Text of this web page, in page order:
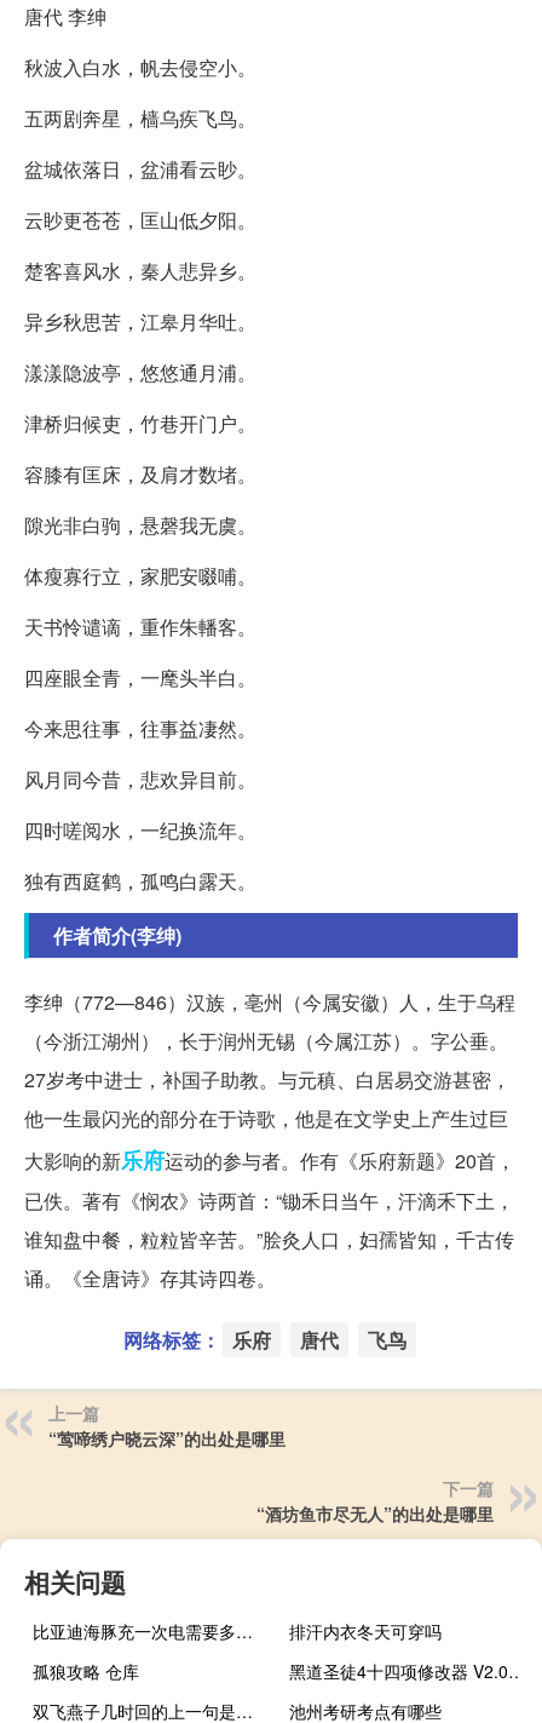
唐代 李绅
秋波入白水，帆去侵空小。
五两剧奔星，樯乌疾飞鸟。
盆城依落日，盆浦看云眇。
云眇更苍苍，匡山低夕阳。
楚客喜风水，秦人悲异乡。
异乡秋思苦，江皋月华吐。
漾漾隐波亭，悠悠通月浦。
津桥归候吏，竹巷开门户。
容膝有匡床，及肩才数堵。
隙光非白驹，悬磬我无虞。
体瘦寡行立，家肥安啜哺。
天书怜谴谪，重作朱轓客。
四座眼全青，一麾头半白。
今来思往事，往事益凄然。
风月同今昔，悲欢异目前。
四时嗟阅水，一纪换流年。
独有西庭鹤，孤鸣白露天。
作者简介(李绅)
李绅（772—846）汉族，亳州（今属安徽）人，生于乌程
（今浙江湖州），长于润州无锡（今属江苏）。字公垂。
27岁考中进士，补国子助教。与元稹、白居易交游甚密，
他一生最闪光的部分在于诗歌，他是在文学史上产生过巨
大影响的新乐府运动的参与者。作有《乐府新题》20首，
已佚。著有《悯农》诗两首：“锄禾日当午，汗滴禾下土，
谁知盘中餐，粒粒皆辛苦。”脍灸人口，妇孺皆知，千古传
诵。《全唐诗》存其诗四卷。
网络标签： 乐府 唐代 飞鸟
上一篇
“莺啼绣户晓云深”的出处是哪里
下一篇
“酒坊鱼市尽无人”的出处是哪里
相关问题
比亚迪海豚充一次电需要多少电费
排汗内衣冬天可穿吗
孤狼攻略 仓库
黑道圣徒4十四项修改器 V2.0 绿色免费版（黑道圣徒4十四项修改器 V2.0 绿色免费版功能简介）
双飞燕子几时回的上一句是什么
池州考研考点有哪些